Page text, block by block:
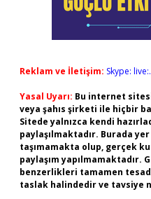
Reklam ve İletişim: Skype:
Yasal Uyarı: Bu internet
veya şahıs şirketi ile hiçbir
Sitede yalnızca kendi
paylaşılmaktadır. Burada
taşımamakta olup, gerçek
paylaşım yapılmamaktadır.
benzerlikleri tamamen
taslak halindedir ve tavsiye